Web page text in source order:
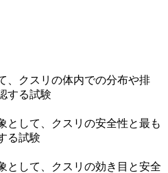
、クスリの体内での分布や排
する試験
として、クスリの安全性と最も
る試験
として、クスリの効き目と安全